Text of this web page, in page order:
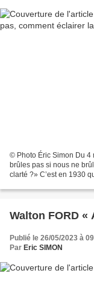
© Photo Éric Simon Du 4
brûles pas si nous ne
clarté ?» C’est en 1930
Walton FORD «
Publié le 26/05/2023 à
Par Eric SIMON